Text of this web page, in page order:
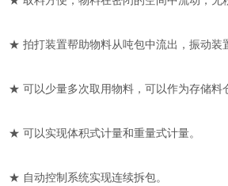
★ 拍打装置帮助物料从吨包中流出，振动装
★ 可以少量多次取用物料，可以作为存储料
★ 可以实现体积式计量和重量式计量。
★ 自动控制系统实现连续拆包。